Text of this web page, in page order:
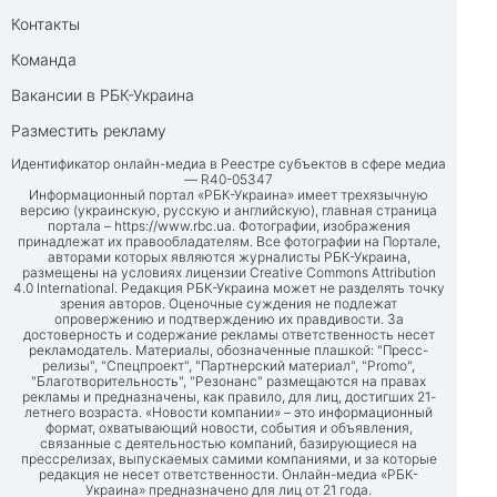
Контакты
Команда
Вакансии в РБК-Украина
Разместить рекламу
Идентификатор онлайн-медиа в Реестре субъектов в сфере медиа
— R40-05347
Информационный портал «РБК-Украина» имеет трехязычную
версию (украинскую, русскую и английскую), главная страница
портала – https://www.rbc.ua. Фотографии, изображения
принадлежат их правообладателям. Все фотографии на Портале,
авторами которых являются журналисты РБК-Украина,
размещены на условиях лицензии Creative Commons Attribution
4.0 International. Редакция РБК-Украина может не разделять точку
зрения авторов. Оценочные суждения не подлежат
опровержению и подтверждению их правдивости. За
достоверность и содержание рекламы ответственность несет
рекламодатель. Материалы, обозначенные плашкой: "Пресс-
релизы", "Спецпроект", "Партнерский материал", "Promo",
"Благотворительность", "Резонанс" размещаются на правах
рекламы и предназначены, как правило, для лиц, достигших 21-
летнего возраста. «Новости компании» – это информационный
формат, охватывающий новости, события и объявления,
связанные с деятельностью компаний, базирующиеся на
прессрелизах, выпускаемых самими компаниями, и за которые
редакция не несет ответственности. Онлайн-медиа «РБК-
Украина» предназначено для лиц от 21 года.